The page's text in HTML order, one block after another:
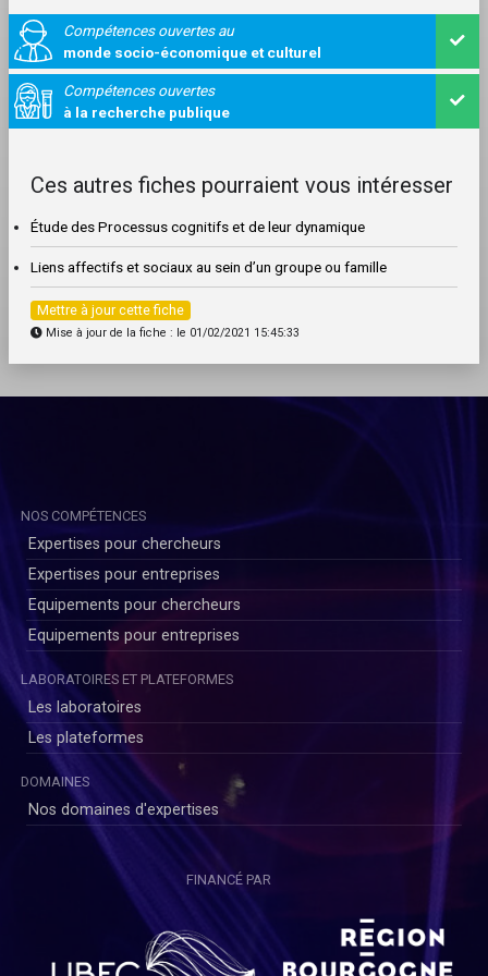
Compétences ouvertes au
monde socio-économique et culturel
Compétences ouvertes
à la recherche publique
Ces autres fiches pourraient vous intéresser
Étude des Processus cognitifs et de leur dynamique
Liens affectifs et sociaux au sein d’un groupe ou famille
Mettre à jour cette fiche
Mise à jour de la fiche : le 01/02/2021 15:45:33
NOS COMPÉTENCES
Expertises pour chercheurs
Expertises pour entreprises
Equipements pour chercheurs
Equipements pour entreprises
LABORATOIRES ET PLATEFORMES
Les laboratoires
Les plateformes
DOMAINES
Nos domaines d'expertises
FINANCÉ PAR